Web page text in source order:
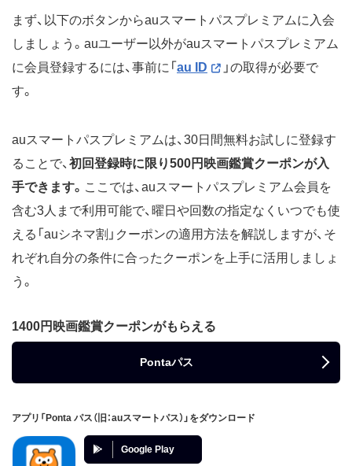
まず、以下のボタンからauスマートパスプレミアムに入会
しましょう。auユーザー以外がauスマートパスプレミアム
に会員登録するには、事前に「 au ID
」の取得が必要で
す。
auスマートパスプレミアムは、30日間無料お試しに登録す
ることで、 初回登録時に限り500円映画鑑賞クーポンが入
手できます。 ここでは、auスマートパスプレミアム会員を
含む3人まで利用可能で、曜日や回数の指定なくいつでも使
える「auシネマ割」クーポンの適用方法を解説しますが、そ
れぞれ自分の条件に合ったクーポンを上手に活用しましょ
う。
1400円映画鑑賞クーポンがもらえる
Pontaパス
アプリ「Ponta パス（旧：auスマートパス）」をダウンロード
Google Play